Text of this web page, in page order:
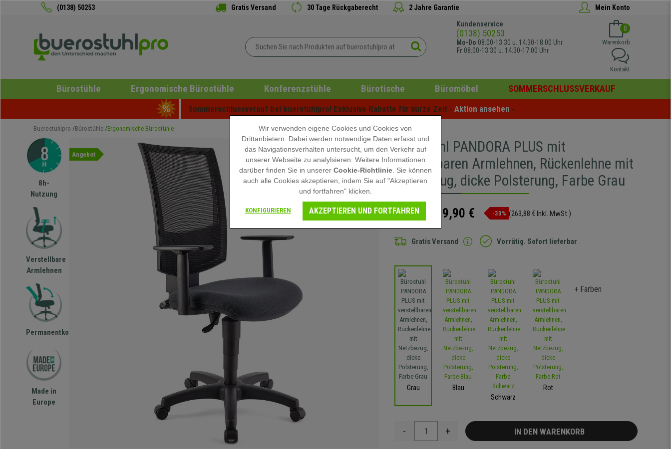
(0138) 50253 Gratis Versand 30 Tage Rückgaberecht 2 Jahre Garantie Mein Konto
Kundenservice
(0138) 50253
Mo-Do 08:00-13:30 u. 14:30-18:00 Uhr
Fr 08:00-13:30 u. 14:30-17:00 Uhr
0
Warenkorb
Kontakt
Bürostühle Ergonomische Bürostühle Konferenzstühle Bürotische Büromöbel SOMMERSCHLUSSVERKAUF
Sommerschlussverauf bei buerstuhlpro! Exklusive Rabatte für kurze Zeit - Aktion ansehen -
Buerostuhlpro Bürostühle Ergonomische Bürostühle
8h-
Nutzung
Verstellbare
Armlehnen
Permanentkontakt
Made in
Europe
Angebot
Bürostuhl PANDORA PLUS mit
verstellbaren Armlehnen, Rückenlehne mit
Netzbezug, dicke Polsterung, Farbe Grau
329,90 € 219,90 € -33% (263,88 € Inkl. MwSt.)
Gratis Versand Vorrätig. Sofort lieferbar
Grau
Blau
Schwarz
Rot
+ Farben
- + IN DEN WARENKORB
Wir verwenden eigene Cookies und Cookies von
Drittanbietern. Dabei werden notwendige Daten erfasst und
das Navigationsverhalten untersucht, um den Verkehr auf
unserer Webseite zu analylsieren. Weitere Informationen
darüber finden Sie in unserer Cookie-Richtlinie. Sie können
auch alle Cookies akzeptieren, indem Sie auf "Akzeptieren
und fortfahren" klicken.
KONFIGURIEREN AKZEPTIEREN UND FORTFAHREN